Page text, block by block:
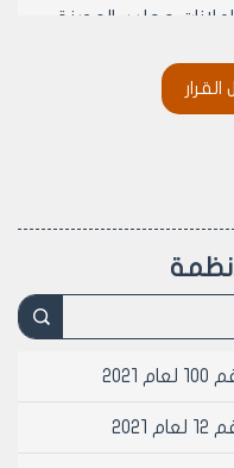
إعلانات مجلس المدينة
لمجلس مدينة